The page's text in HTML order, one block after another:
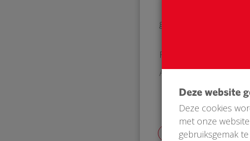
groeten
Roel Meijerink
AED@Meijerink-i-
Deze website
Deze cookies
met onze
gebruiksgemak